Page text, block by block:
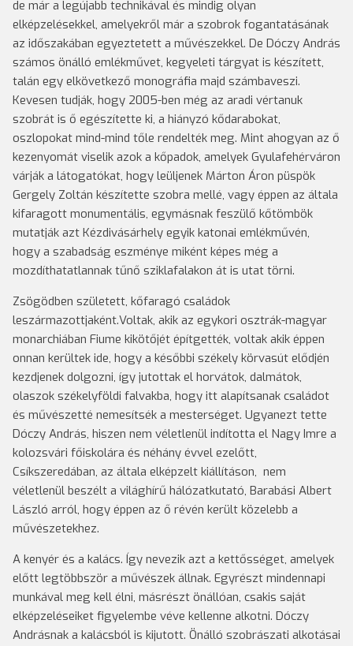
de már a legújabb technikával és mindig olyan
elképzelésekkel, amelyekről már a szobrok fogantatásának
az időszakában egyeztetett a művészekkel. De Dóczy András
számos önálló emlékművet, kegyeleti tárgyat is készített,
talán egy elkövetkező monográfia majd számbaveszi.
Kevesen tudják, hogy 2005-ben még az aradi vértanuk
szobrát is ő egészítette ki, a hiányzó kődarabokat,
oszlopokat mind-mind tőle rendelték meg. Mint ahogyan az ő
kezenyomát viselik azok a kőpadok, amelyek Gyulafehérváron
várják a látogatókat, hogy leüljenek Márton Áron püspök
Gergely Zoltán készítette szobra mellé, vagy éppen az általa
kifaragott monumentális, egymásnak feszülő kőtömbök
mutatják azt Kézdivásárhely egyik katonai emlékművén,
hogy a szabadság eszménye miként képes még a
mozdíthatatlannak tűnő sziklafalakon át is utat törni.
Zsögödben született, kőfaragó családok
leszármazottjaként.Voltak, akik az egykori osztrák-magyar
monarchiában Fiume kikötőjét építgették, voltak akik éppen
onnan kerültek ide, hogy a későbbi székely körvasút elődjén
kezdjenek dolgozni, így jutottak el horvátok, dalmátok,
olaszok székelyföldi falvakba, hogy itt alapítsanak családot
és művészetté nemesítsék a mesterséget. Ugyanezt tette
Dóczy András, hiszen nem véletlenül indította el Nagy Imre a
kolozsvári főiskolára és néhány évvel ezelőtt,
Csíkszeredában, az általa elképzelt kiállításon, nem
véletlenül beszélt a világhírű hálózatkutató, Barabási Albert
László arról, hogy éppen az ő révén került közelebb a
művészetekhez.
A kenyér és a kalács. Így nevezik azt a kettősséget, amelyek
előtt legtöbbször a művészek állnak. Egyrészt mindennapi
munkával meg kell élni, másrészt önállóan, csakis saját
elképzeléseiket figyelembe véve kellenne alkotni. Dóczy
Andrásnak a kalácsból is kijutott. Önálló szobrászati alkotásai